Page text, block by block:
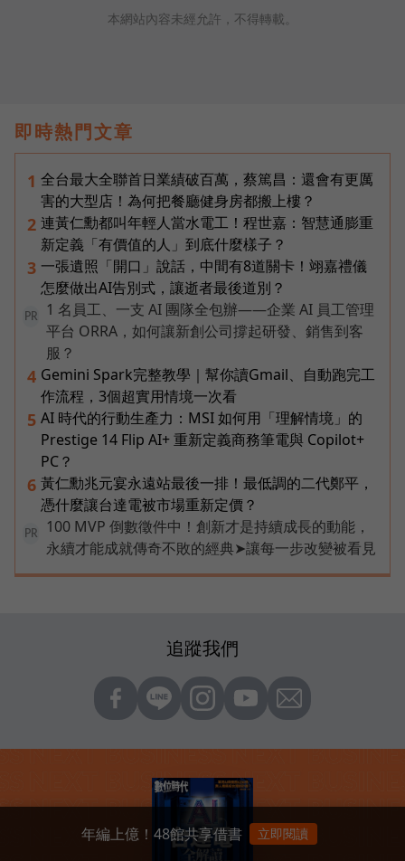
本網站內容未經允許，不得轉載。
即時熱門文章
1 全台最大全聯首日業績破百萬，蔡篤昌：還會有更厲
害的大型店！為何把餐廳健身房都搬上樓？
2 連黃仁勳都叫年輕人當水電工！程世嘉：智慧通膨重
新定義「有價值的人」到底什麼樣子？
3 一張遺照「開口」說話，中間有8道關卡！翊嘉禮儀
怎麼做出AI告別式，讓逝者最後道別？
PR
1 名員工、一支 AI 團隊全包辦——企業 AI 員工管理
平台 ORRA，如何讓新創公司撐起研發、銷售到客
服？
4 Gemini Spark完整教學｜幫你讀Gmail、自動跑完工
作流程，3個超實用情境一次看
5 AI 時代的行動生產力：MSI 如何用「理解情境」的
Prestige 14 Flip AI+ 重新定義商務筆電與 Copilot+
PC？
6 黃仁勳兆元宴永遠站最後一排！最低調的二代鄭平，
憑什麼讓台達電被市場重新定價？
PR
100 MVP 倒數徵件中！創新才是持續成長的動能，
永續才能成就傳奇不敗的經典➤讓每一步改變被看見
追蹤我們
年編上億！48館共享借書 立即閱讀